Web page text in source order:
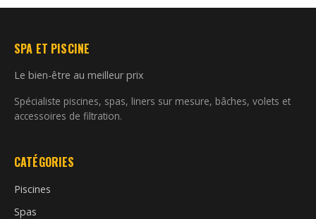
SPA ET PISCINE
Le bien-être au meilleur prix
Spécialiste piscines, spas, liners sur mesure, bâches, volets et
accessoires de filtration.
CATÉGORIES
Piscines
Spas